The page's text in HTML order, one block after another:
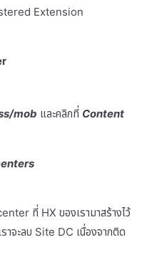
Extension
mob และคลิกที่ Content
ที่ HX ของเรามาสร้างไว้
าจะลบ Site DC เนื่องจากติด